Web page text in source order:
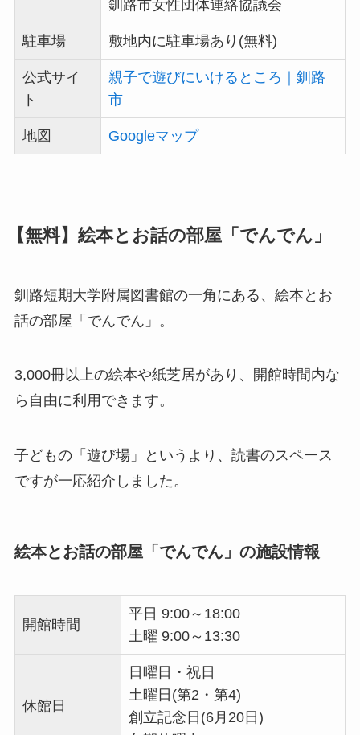
釧路市女性団体連絡協議会
駐車場 敷地内に駐車場あり(無料)
公式サイ
ト
親子で遊びにいけるところ｜釧路
市
地図 Googleマップ
【無料】絵本とお話の部屋「でんでん」
釧路短期大学附属図書館の一角にある、絵本とお
話の部屋「でんでん」。
3,000冊以上の絵本や紙芝居があり、開館時間内な
ら自由に利用できます。
子どもの「遊び場」というより、読書のスペース
ですが一応紹介しました。
絵本とお話の部屋「でんでん」の施設情報
開館時間
平日 9:00～18:00
土曜 9:00～13:30
休館日
日曜日・祝日
土曜日(第2・第4)
創立記念日(6月20日)